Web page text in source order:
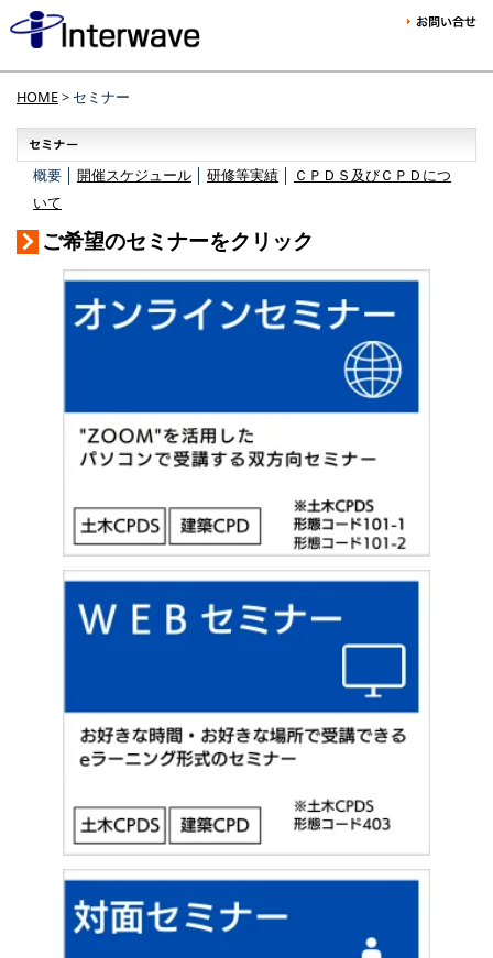
HOME> セミナー
概要 │ 開催スケジュール 研修等実績
ＣＰＤＳ及びＣＰＤにつ
いて
ご希望のセミナーをクリック